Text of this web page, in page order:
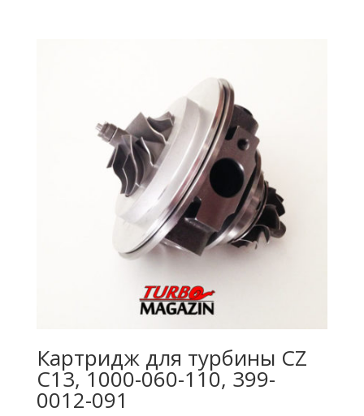
Картридж для турбины CZ
C13, 1000-060-110, 399-
0012-091